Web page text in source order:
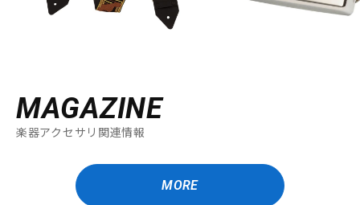
MAGAZINE
楽器アクセサリ関連情報
MORE